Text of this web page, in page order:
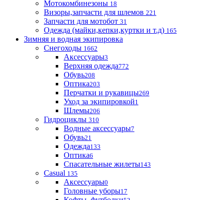
Мотокомбинезоны 18
Визоры,запчасти для шлемов 221
Запчасти для мотобот 31
Одежда (майки,кепки,куртки и т.д) 165
Зимняя и водная экипировка
Снегоходы 1662
Аксессуары3
Верхняя одежда772
Обувь208
Оптика203
Перчатки и рукавицы269
Уход за экипировкой1
Шлемы206
Гидроциклы 310
Водные аксессуары7
Обувь21
Одежда133
Оптика6
Спасательные жилеты143
Casual 135
Аксессуары0
Головные уборы17